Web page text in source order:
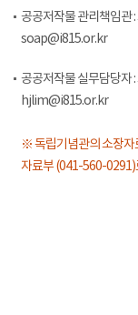
공공저작물 관리책임관
soap@i815.or.kr
공공저작물 실무담당자
hjlim@i815.or.kr
※ 독립기념관의 소장자
자료부 (041-560-0291)